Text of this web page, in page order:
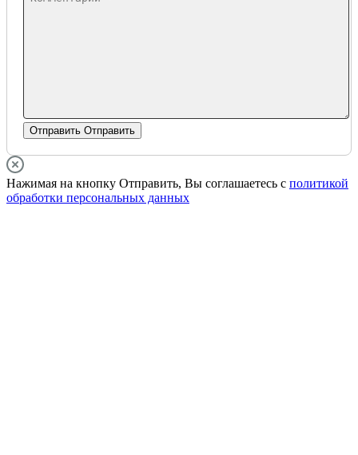
Отправить Отправить
Нажимая на кнопку Отправить, Вы соглашаетесь с политикой
обработки персональных данных